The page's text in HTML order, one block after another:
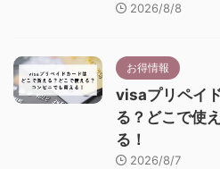
2026/8/8
お得情報
visaプリペイ
る？どこで使
る！
2026/8/7